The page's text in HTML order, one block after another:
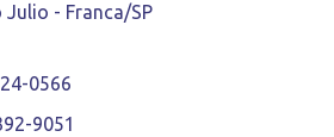
Julio - Franca/SP
0566
9051